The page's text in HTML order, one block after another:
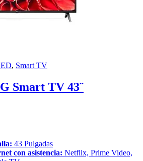
, Smart TV
Smart TV 43¨
43 Pulgadas
con asistencia: Netflix, Prime Video,